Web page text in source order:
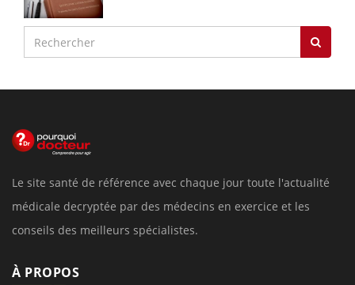
Le site santé de référence avec chaque jour toute l'actualité
médicale decryptée par des médecins en exercice et les
conseils des meilleurs spécialistes.
À PROPOS